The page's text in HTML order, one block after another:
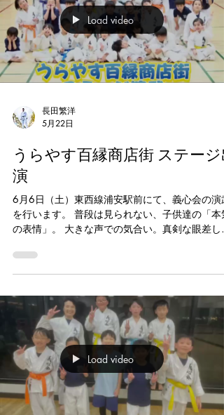
様、大会運営の皆様、審判の先生方、そして対戦
していただいた選手・関係者の皆様、心より感謝
申し上げます。 今回の経験を糧に、また次の目標
へ向かって歩み続けます。 全国大会への挑戦も始
まります。 義心会はこれからも仲間と共に挑戦
し、成長し続けます。 #浦安市空手教室 #新浦安
Load video
長田繁洋
5月22日
うらやす百縁商店街 ステージ
演
6月6日（土）東西線浦安駅前にて、義心会の演武
を行います。 普段は見られない、子供達の「本気
の表情」。 大きな声での気合い。真剣な眼差し。
努力を、10分間の演武に込めて披露いたします。
小さな子供達も、この日のために一生懸命頑張っ
します。 【出演時間】12:55〜（約10分） 【場
所】東西線 浦安駅前 #うらやす百縁商店街 #浦
イベント #浦安駅 #浦安 #新浦安
Load video